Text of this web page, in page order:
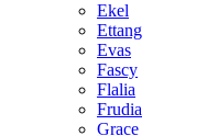
Ekel
Ettang
Evas
Fascy
Flalia
Frudia
Grace